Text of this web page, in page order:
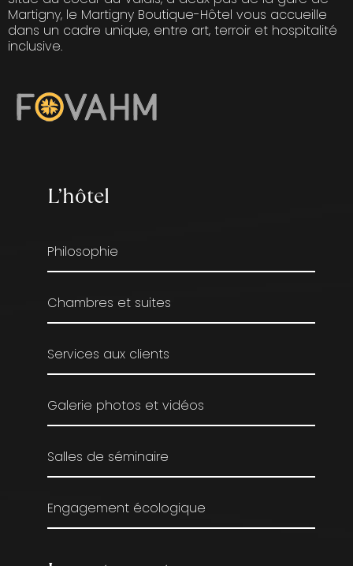
Martigny, le Martigny Boutique-Hôtel vous accueille
dans un cadre unique, entre art, terroir et hospitalité
inclusive.
L’hôtel
Philosophie
Chambres et suites
Services aux clients
Galerie photos et vidéos
Salles de séminaire
Engagement écologique